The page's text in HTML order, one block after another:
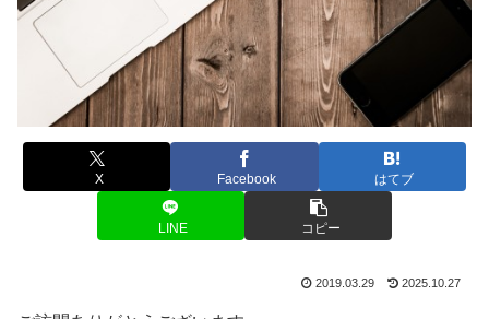
X Facebook はてブ
LINE コピー
2019.03.29 2025.10.27